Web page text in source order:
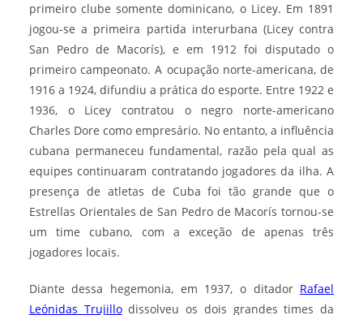
primeiro clube somente dominicano, o Licey. Em 1891
jogou-se a primeira partida interurbana (Licey contra
San Pedro de Macorís), e em 1912 foi disputado o
primeiro campeonato. A ocupação norte-americana, de
1916 a 1924, difundiu a prática do esporte. Entre 1922 e
1936, o Licey contratou o negro norte-americano
Charles Dore como empresário. No entanto, a influência
cubana permaneceu fundamental, razão pela qual as
equipes continuaram contratando jogadores da ilha. A
presença de atletas de Cuba foi tão grande que o
Estrellas Orientales de San Pedro de Macorís tornou-se
um time cubano, com a exceção de apenas três
jogadores locais.
Diante dessa hegemonia, em 1937, o ditador Rafael
Leónidas Trujillodissolveu os dois grandes times da